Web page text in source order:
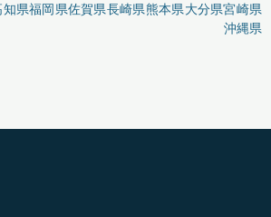
知県福岡県佐賀県長崎県熊本県大分県宮崎県
沖縄県